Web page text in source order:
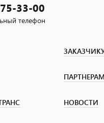
33-00
телефон
ПАРТНЕРАМ
НОВОСТИ